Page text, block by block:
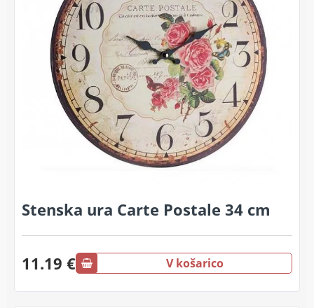
Stenska ura Carte Postale 34 cm
11.19 € V košarico